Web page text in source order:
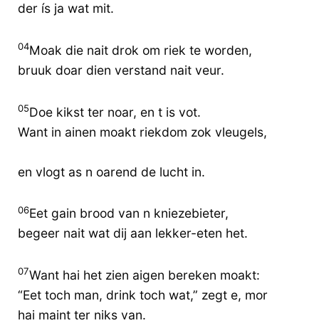
der ís ja wat mit.
04Moak die nait drok om riek te worden,
bruuk doar dien verstand nait veur.
05Doe kikst ter noar, en t is vot.
Want in ainen moakt riekdom zok vleugels,
en vlogt as n oarend de lucht in.
06Eet gain brood van n kniezebieter,
begeer nait wat dij aan lekker-eten het.
07Want hai het zien aigen bereken moakt:
“Eet toch man, drink toch wat,” zegt e, mor
hai maint ter niks van.